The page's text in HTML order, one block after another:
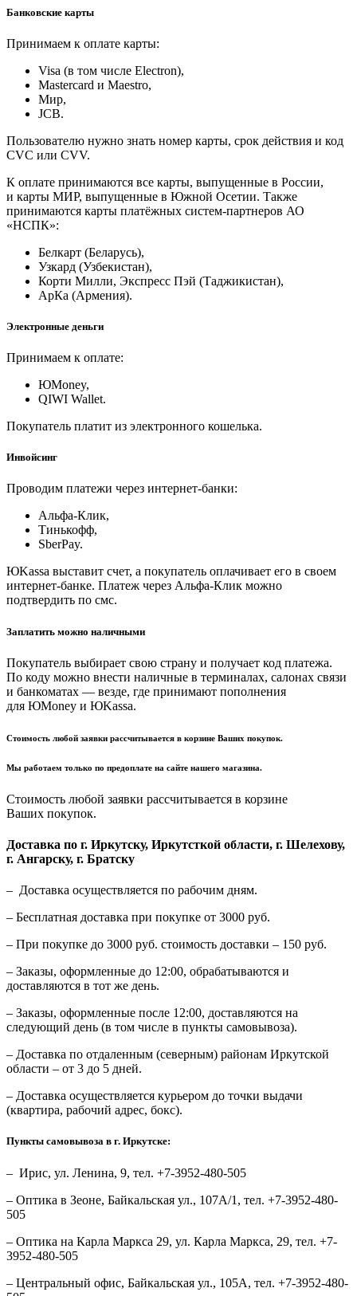
Банковские карты
Принимаем к оплате карты:
Visa (в том числе Electron),
Masterсard и Maestro,
Мир,
JCB.
Пользователю нужно знать номер карты, срок действия и код
CVC или CVV.
К оплате принимаются все карты, выпущенные в России,
и карты МИР, выпущенные в Южной Осетии. Также
принимаются карты платёжных систем-партнеров АО
«НСПК»:
Белкарт (Беларусь),
Узкард (Узбекистан),
Корти Милли, Экспресс Пэй (Таджикистан),
АрКа (Армения).
Электронные деньги
Принимаем к оплате:
ЮMoney,
QIWI Wallet.
Покупатель платит из электронного кошелька.
Инвойсинг
Проводим платежи через интернет-банки:
Альфа-Клик,
Тинькофф,
SberPay.
ЮKassa выставит счет, а покупатель оплачивает его в своем
интернет-банке. Платеж через Альфа-Клик можно
подтвердить по смс.
Заплатить можно наличными
Покупатель выбирает свою страну и получает код платежа.
По коду можно внести наличные в терминалах, салонах связи
и банкоматах — везде, где принимают пополнения
для ЮMoney и ЮKassa.
Стоимость любой заявки рассчитывается в корзине Ваших покупок.
Мы работаем только по предоплате на сайте нашего магазина.
Стоимость любой заявки рассчитывается в корзине
Ваших покупок.
Доставка по г. Иркутску, Иркутсткой области, г. Шелехову,
г. Ангарску, г. Братску
– Доставка осуществляется по рабочим дням.
– Бесплатная доставка при покупке от 3000 руб.
– При покупке до 3000 руб. стоимость доставки – 150 руб.
– Заказы, оформленные до 12:00, обрабатываются и
доставляются в тот же день.
– Заказы, оформленные после 12:00, доставляются на
следующий день (в том числе в пункты самовывоза).
– Доставка по отдаленным (северным) районам Иркутской
области – от 3 до 5 дней.
– Доставка осуществляется курьером до точки выдачи
(квартира, рабочий адрес, бокс).
Пункты самовывоза в г. Иркутске:
– Ирис, ул. Ленина, 9, тел. +7-3952-480-505
– Оптика в Зеоне, Байкальская ул., 107А/1, тел. +7-3952-480-
505
– Оптика на Карла Маркса 29, ул. Карла Маркса, 29, тел. +7-
3952-480-505
– Центральный офис, Байкальская ул., 105А, тел. +7-3952-480-